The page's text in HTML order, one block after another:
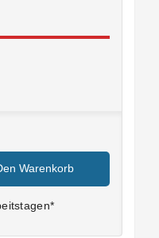
Warenkorb